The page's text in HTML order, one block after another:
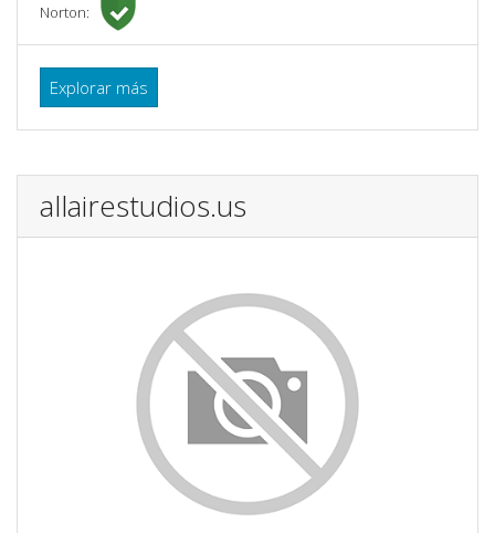
Norton:
Explorar más
allairestudios.us